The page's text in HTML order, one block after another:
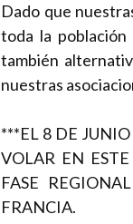
Dado que
toda la
también
nuestras
***EL 8 DE
VOLAR EN
FASE
FRANCIA.